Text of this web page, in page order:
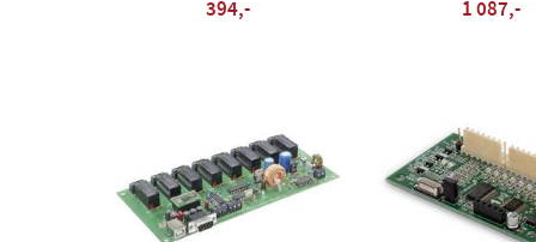
394,- 1 087,-